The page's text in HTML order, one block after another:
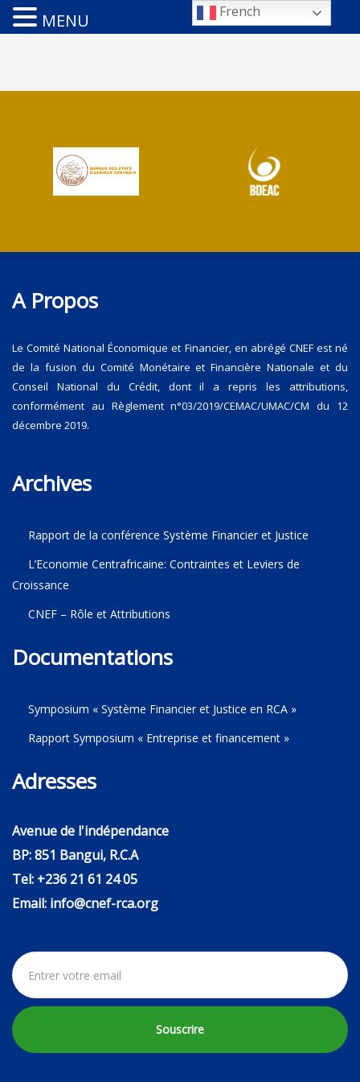
A Propos
Le Comité National Économique et Financier, en abrégé CNEF est né
de la fusion du Comité Monétaire et Financière Nationale et du
Conseil National du Crédit, dont il a repris les attributions,
conformément au Règlement n°03/2019/CEMAC/UMAC/CM du 12
décembre 2019.
Archives
Rapport de la conférence Système Financier et Justice
L’Economie Centrafricaine: Contraintes et Leviers de
Croissance
CNEF – Rôle et Attributions
Documentations
Symposium « Système Financier et Justice en RCA »
Rapport Symposium « Entreprise et financement »
Adresses
Avenue de l'indépendance
BP: 851 Bangui, R.C.A
Tel: +236 21 61 24 05
Email: info@cnef-rca.org
Souscrire
French
MENU